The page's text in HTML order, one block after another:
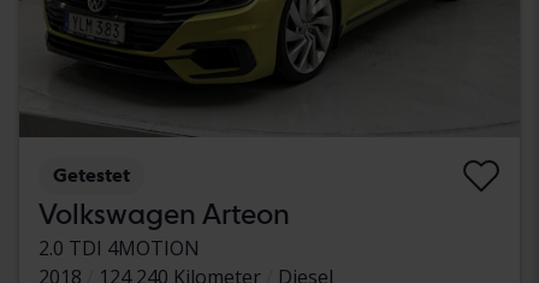
Getestet
Volkswagen Arteon
2.0 TDI 4MOTION
2018
124 240 Kilometer
Diesel